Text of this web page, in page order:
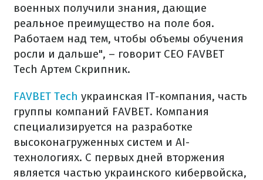
военных получили знания, дающие
реальное преимущество на поле боя.
Работаем над тем, чтобы объемы обучения
росли и дальше", – говорит СЕО FAVBET
Tech Артем Скрипник.
FAVBET Tech украинская IТ-компания, часть
группы компаний FAVBET. Компания
специализируется на разработке
высоконагруженных систем и AI-
технологиях. С первых дней вторжения
является частью украинского кибервойска,